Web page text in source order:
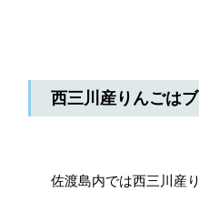
西三川産りんごは
佐渡島内では西三川産